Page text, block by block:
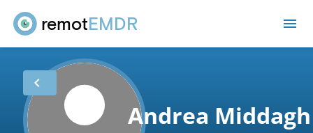
remotEMDR
chevron_left
Andrea Middagh